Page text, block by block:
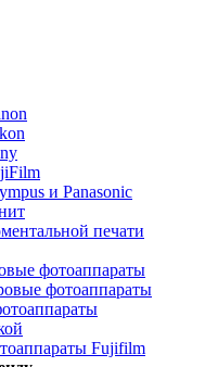
и Panasonic
печати
фотоаппараты
фотоаппараты
Fujifilm